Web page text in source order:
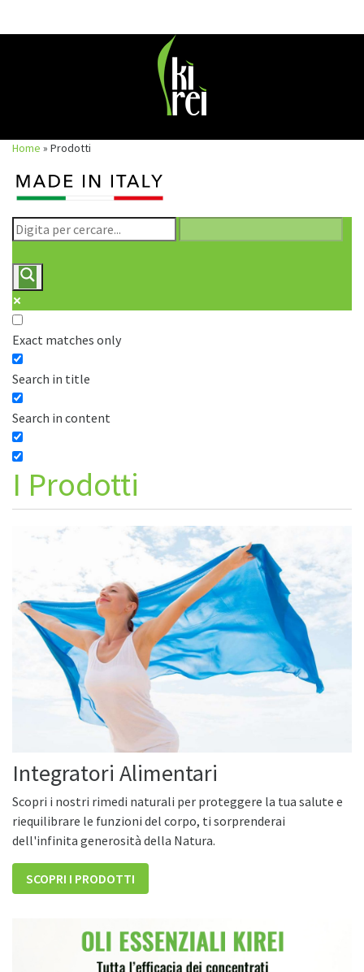
Home » Prodotti
Exact matches only
Search in title
Search in content
I Prodotti
Integratori Alimentari
Scopri i nostri rimedi naturali per proteggere la tua salute e
riequilibrare le funzioni del corpo, ti sorprenderai
dell'infinita generosità della Natura.
SCOPRI I PRODOTTI